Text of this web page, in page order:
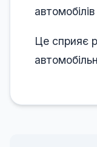
Це сприяє